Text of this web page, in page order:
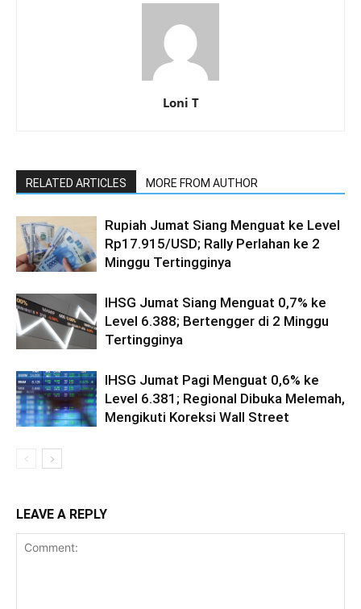
Loni T
RELATED ARTICLES MORE FROM AUTHOR
Rupiah Jumat Siang Menguat ke Level
Rp17.915/USD; Rally Perlahan ke 2
Minggu Tertingginya
IHSG Jumat Siang Menguat 0,7% ke
Level 6.388; Bertengger di 2 Minggu
Tertingginya
IHSG Jumat Pagi Menguat 0,6% ke
Level 6.381; Regional Dibuka Melemah,
Mengikuti Koreksi Wall Street
LEAVE A REPLY